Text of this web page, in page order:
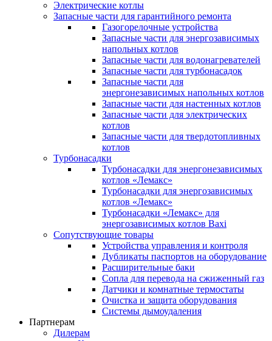
Электрические котлы
Запасные части для гарантийного ремонта
Газогорелочные устройства
Запасные части для энергозависимых
напольных котлов
Запасные части для водонагревателей
Запасные части для турбонасадок
Запасные части для
энергонезависимых напольных котлов
Запасные части для настенных котлов
Запасные части для электрических
котлов
Запасные части для твердотопливных
котлов
Турбонасадки
Турбонасадки для энергонезависимых
котлов «Лемакс»
Турбонасадки для энергозависимых
котлов «Лемакс»
Турбонасадки «Лемакс» для
энергозависимых котлов Baxi
Сопутствующие товары
Устройства управления и контроля
Дубликаты паспортов на оборудование
Расширительные баки
Сопла для перевода на сжиженный газ
Датчики и комнатные термостаты
Очистка и защита оборудования
Системы дымоудаления
Партнерам
Дилерам